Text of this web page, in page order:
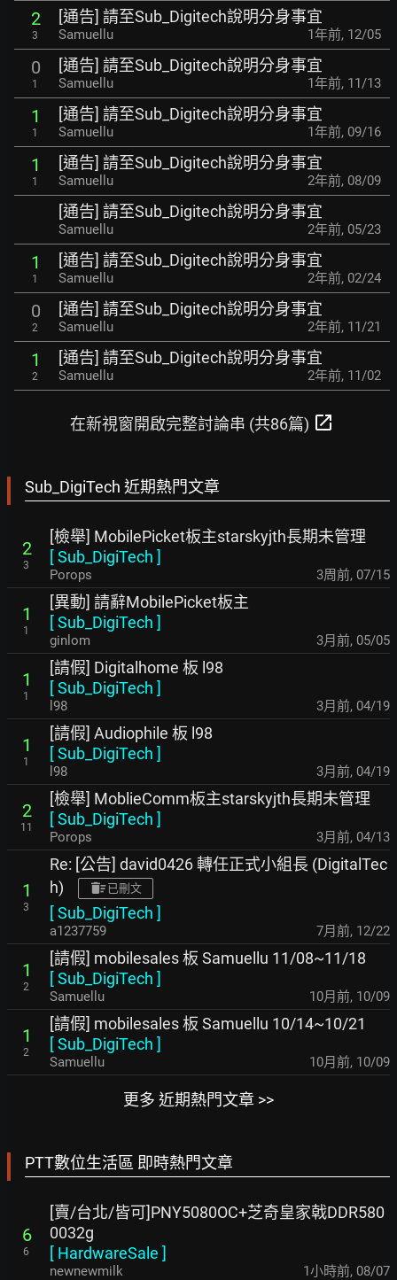
2
3
[通告] 請至Sub_Digitech說明分身事宜
Samuellu 1年前, 12/05
0
1
[通告] 請至Sub_Digitech說明分身事宜
Samuellu 1年前, 11/13
1
1
[通告] 請至Sub_Digitech說明分身事宜
Samuellu 1年前, 09/16
1
1
[通告] 請至Sub_Digitech說明分身事宜
Samuellu 2年前, 08/09
[通告] 請至Sub_Digitech說明分身事宜
Samuellu 2年前, 05/23
1
1
[通告] 請至Sub_Digitech說明分身事宜
Samuellu 2年前, 02/24
0
2
[通告] 請至Sub_Digitech說明分身事宜
Samuellu 2年前, 11/21
1
2
[通告] 請至Sub_Digitech說明分身事宜
Samuellu 2年前, 11/02
在新視窗開啟完整討論串 (共86篇) open_in_new
Sub_DigiTech 近期熱門文章
2
3
[檢舉] MobilePicket板主starskyjth長期未管理
[Sub_DigiTech ]
Porops 3周前, 07/15
1
1
[異動] 請辭MobilePicket板主
[Sub_DigiTech ]
ginlom 3月前, 05/05
1
1
[請假] Digitalhome 板 l98
[Sub_DigiTech ]
l98 3月前, 04/19
1
1
[請假] Audiophile 板 l98
[Sub_DigiTech ]
l98 3月前, 04/19
2
11
[檢舉] MoblieComm板主starskyjth長期未管理
[Sub_DigiTech ]
Porops 3月前, 04/13
1
3
Re: [公告] david0426 轉任正式小組長 (DigitalTec
h)
已刪文
[Sub_DigiTech ]
a1237759 7月前, 12/22
1
2
[請假] mobilesales 板 Samuellu 11/08~11/18
[Sub_DigiTech ]
Samuellu 10月前, 10/09
1
2
[請假] mobilesales 板 Samuellu 10/14~10/21
[Sub_DigiTech ]
Samuellu 10月前, 10/09
更多 近期熱門文章 >>
PTT數位生活區 即時熱門文章
6
6
[賣/台北/皆可]PNY5080OC+芝奇皇家戟DDR580
0032g
[ HardwareSale ]
newnewmilk 1小時前, 08/07